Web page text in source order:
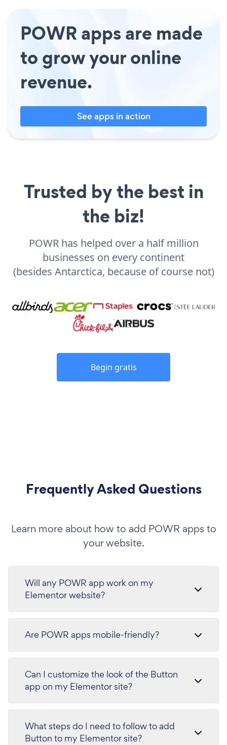
POWR apps are made
to grow your online
revenue.
See apps in action
Trusted by the best in
the biz!
POWR has helped over a half million
businesses on every continent
(besides Antarctica, because of course not)
Begin gratis
Frequently Asked Questions
Learn more about how to add POWR apps to
your website.
Will any POWR app work on my
Elementor website?
Are POWR apps mobile-friendly?
Can I customize the look of the Button
app on my Elementor site?
What steps do I need to follow to add
Button to my Elementor site?